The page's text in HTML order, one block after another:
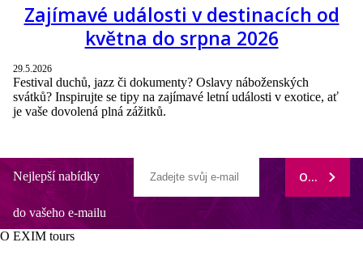
Zajímavé události v destinacích od
května do srpna 2026
29.5.2026
Festival duchů, jazz či dokumenty? Oslavy náboženských
svátků? Inspirujte se tipy na zajímavé letní události v exotice, ať
je vaše dovolená plná zážitků.
Nejlepší nabídky
do vašeho e-mailu
ODEBÍRAT
O EXIM tours